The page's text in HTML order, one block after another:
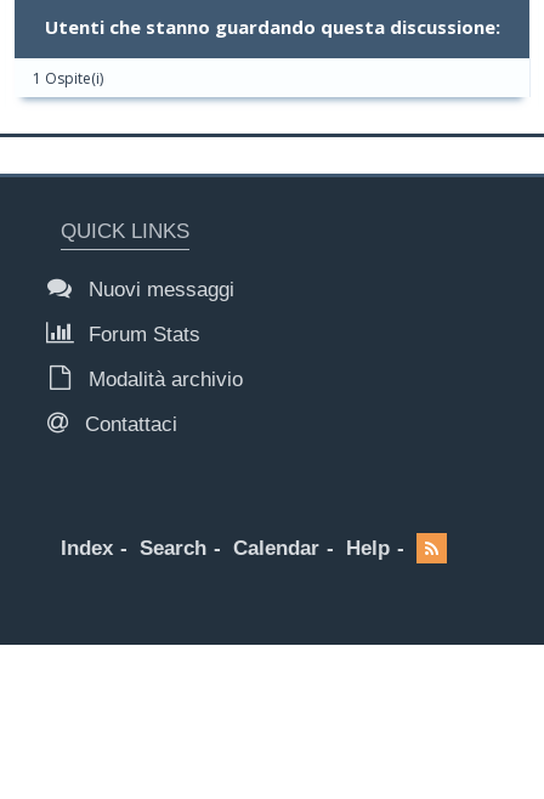
Utenti che stanno guardando questa discussione:
1 Ospite(i)
QUICK LINKS
Nuovi messaggi
Forum Stats
Modalità archivio
Contattaci
Index Search Calendar Help